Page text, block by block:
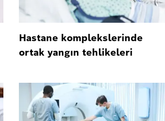
Hastane komplekslerinde
ortak yangın tehlikeleri